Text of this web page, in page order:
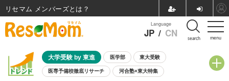
menu
Language
JP / CN search
大学受験 by 東進 医学部 東大受験
医専予備校徹底リサーチ 河合塾×東大特集
リセマム メンバーズ